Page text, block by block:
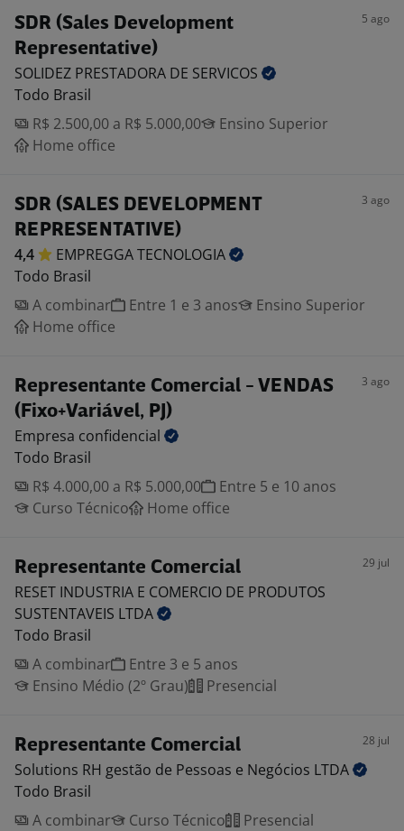
SDR (Sales Development
Representative)
5 ago
SOLIDEZ PRESTADORA DE SERVICOS
Todo Brasil
R$ 2.500,00 a R$ 5.000,00
Ensino Superior
Home office
SDR (SALES DEVELOPMENT
REPRESENTATIVE)
3 ago
4,4 EMPREGGATECNOLOGIA
Todo Brasil
A combinar
Entre 1 e 3 anos
Ensino Superior
Home office
Representante Comercial - VENDAS
(Fixo+Variável, PJ)
3 ago
Empresa confidencial
Todo Brasil
R$ 4.000,00 a R$ 5.000,00
Entre 5 e 10 anos
Curso Técnico
Home office
Representante Comercial 29 jul
RESET INDUSTRIA E COMERCIO DE PRODUTOS
SUSTENTAVEIS LTDA
Todo Brasil
A combinar
Entre 3 e 5 anos
Ensino Médio (2º Grau)
Presencial
Representante Comercial 28 jul
Solutions RH gestão de Pessoas e Negócios LTDA
Todo Brasil
A combinar
Curso Técnico Presencial